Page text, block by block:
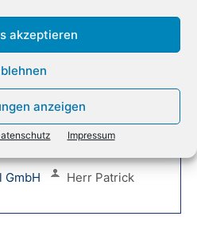
akzeptieren
anzeigen
Impressum
Herr Amadeus
403
Geschäftsprozesse.
Made in Germany.
GmbH
Herr Patrick